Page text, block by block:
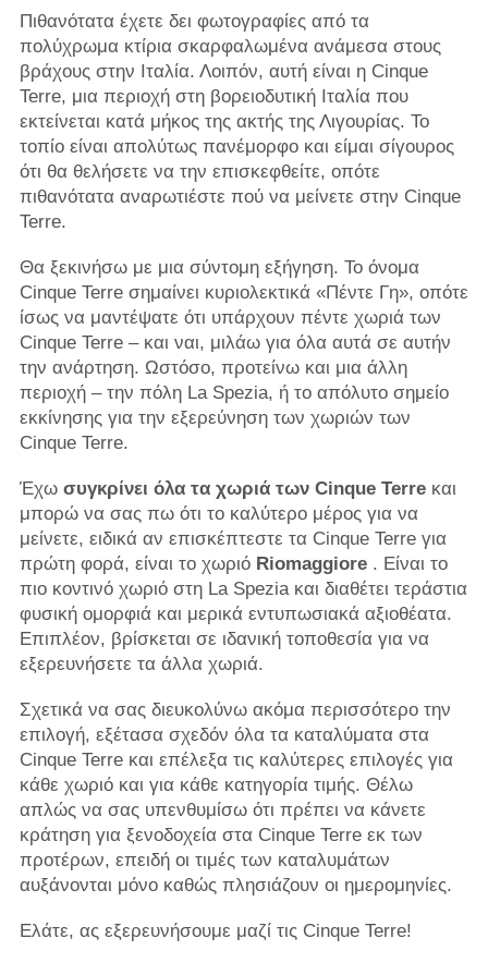
Πιθανότατα έχετε δει φωτογραφίες από τα
πολύχρωμα κτίρια σκαρφαλωμένα ανάμεσα στους
βράχους στην Ιταλία. Λοιπόν, αυτή είναι η Cinque
Terre, μια περιοχή στη βορειοδυτική Ιταλία που
εκτείνεται κατά μήκος της ακτής της Λιγουρίας. Το
τοπίο είναι απολύτως πανέμορφο και είμαι σίγουρος
ότι θα θελήσετε να την επισκεφθείτε, οπότε
πιθανότατα αναρωτιέστε πού να μείνετε στην Cinque
Terre.
Θα ξεκινήσω με μια σύντομη εξήγηση. Το όνομα
Cinque Terre σημαίνει κυριολεκτικά «Πέντε Γη», οπότε
ίσως να μαντέψατε ότι υπάρχουν πέντε χωριά των
Cinque Terre – και ναι, μιλάω για όλα αυτά σε αυτήν
την ανάρτηση. Ωστόσο, προτείνω και μια άλλη
περιοχή – την πόλη La Spezia, ή το απόλυτο σημείο
εκκίνησης για την εξερεύνηση των χωριών των
Cinque Terre.
Έχω συγκρίνει όλα τα χωριά των Cinque Terreκαι
μπορώ να σας πω ότι το καλύτερο μέρος για να
μείνετε, ειδικά αν επισκέπτεστε τα Cinque Terre για
πρώτη φορά, είναι το χωριό Riomaggiore. Είναι το
πιο κοντινό χωριό στη La Spezia και διαθέτει τεράστια
φυσική ομορφιά και μερικά εντυπωσιακά αξιοθέατα.
Επιπλέον, βρίσκεται σε ιδανική τοποθεσία για να
εξερευνήσετε τα άλλα χωριά.
Σχετικά να σας διευκολύνω ακόμα περισσότερο την
επιλογή, εξέτασα σχεδόν όλα τα καταλύματα στα
Cinque Terre και επέλεξα τις καλύτερες επιλογές για
κάθε χωριό και για κάθε κατηγορία τιμής. Θέλω
απλώς να σας υπενθυμίσω ότι πρέπει να κάνετε
κράτηση για ξενοδοχεία στα Cinque Terre εκ των
προτέρων, επειδή οι τιμές των καταλυμάτων
αυξάνονται μόνο καθώς πλησιάζουν οι ημερομηνίες.
Ελάτε, ας εξερευνήσουμε μαζί τις Cinque Terre!